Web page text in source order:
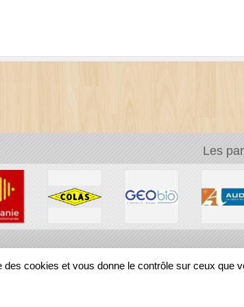
Les
des cookies et vous donne le contrôle sur ceux que